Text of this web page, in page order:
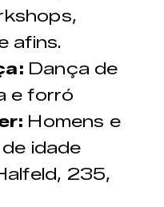
afins.
Dança de
e forró
Homens e
idade
235,